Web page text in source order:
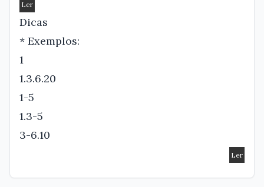
Dicas
* Exemplos:
1
1.3.6.20
1-5
1.3-5
3-6.10